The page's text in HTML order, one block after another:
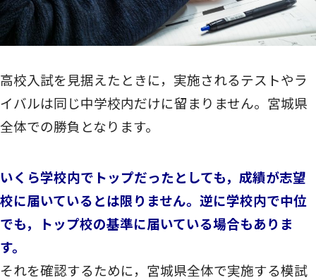
高校入試を見据えたときに，実施されるテストやラ
イバルは同じ中学校内だけに留まりません。宮城県
全体での勝負となります。
いくら学校内でトップだったとしても，成績が志望
校に届いているとは限りません。逆に学校内で中位
でも，トップ校の基準に届いている場合もありま
す。
それを確認するために，宮城県全体で実施する模試